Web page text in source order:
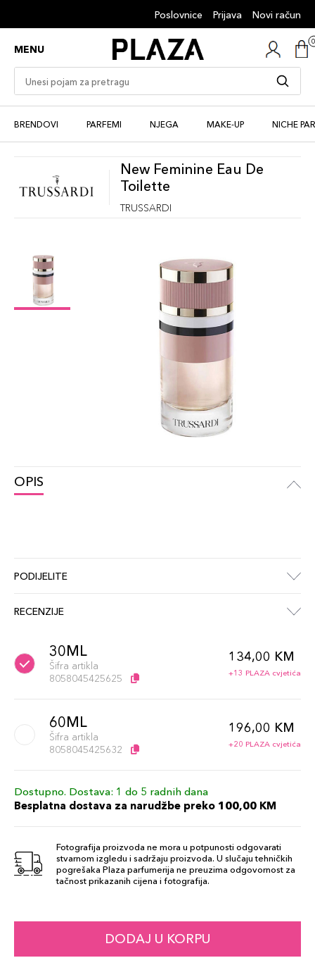
Poslovnice Prijava Novi račun
MENU
BRENDOVI PARFEMI NJEGA MAKE-UP NICHE
New Feminine Eau De
Toilette
TRUSSARDI
OPIS
PODIJELITE
RECENZIJE
30ML
Šifra artikla
8058045425625
134,00 KM
+13 PLAZA cvjetića
60ML
Šifra artikla
8058045425632
196,00 KM
+20 PLAZA cvjetića
Dostupno. Dostava: 1 do 5 radnih dana
Besplatna dostava za narudžbe preko 100,00 KM
Fotografija proizvoda ne mora u potpunosti odgovarati
stvarnom izgledu i sadržaju proizvoda. U slučaju tehničkih
pogrešaka Plaza parfumerija ne preuzima odgovornost za
tačnost prikazanih cijena i fotografija.
DODAJ U KORPU